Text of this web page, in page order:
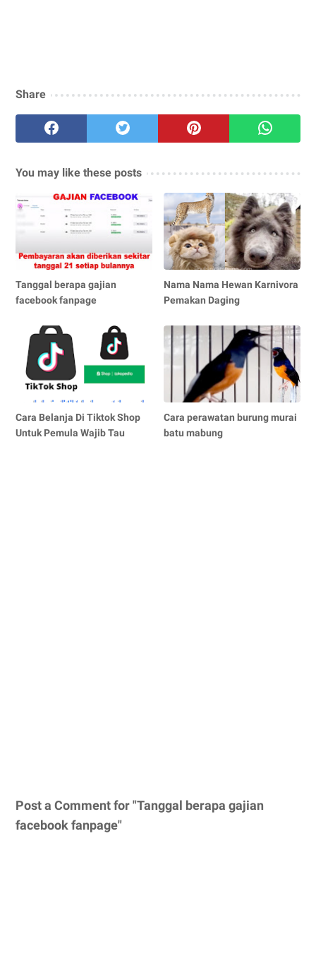
Share
You may like these posts
Tanggal berapa gajian
facebook fanpage
Nama Nama Hewan Karnivora
Pemakan Daging
Cara Belanja Di Tiktok Shop
Untuk Pemula Wajib Tau
Cara perawatan burung murai
batu mabung
Post a Comment for "Tanggal berapa gajian
facebook fanpage"